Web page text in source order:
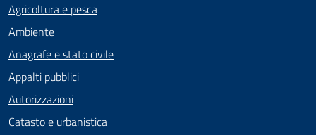
Agricoltura e pesca
Ambiente
Anagrafe e stato civile
Appalti pubblici
Autorizzazioni
Catasto e urbanistica